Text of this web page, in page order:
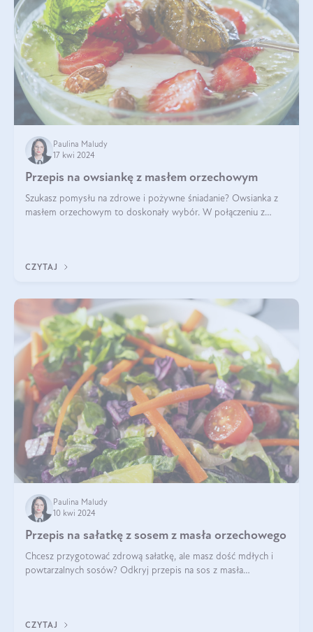
Paulina Maludy
17 kwi 2024
Przepis na owsiankę z masłem orzechowym
Szukasz pomysłu na zdrowe i pożywne śniadanie? Owsianka z
masłem orzechowym to doskonały wybór. W połączeniu z
CZYTAJ
Paulina Maludy
10 kwi 2024
Przepis na sałatkę z sosem z masła orzechowego
Chcesz przygotować zdrową sałatkę, ale masz dość mdłych i
powtarzalnych sosów? Odkryj przepis na sos z masła
CZYTAJ